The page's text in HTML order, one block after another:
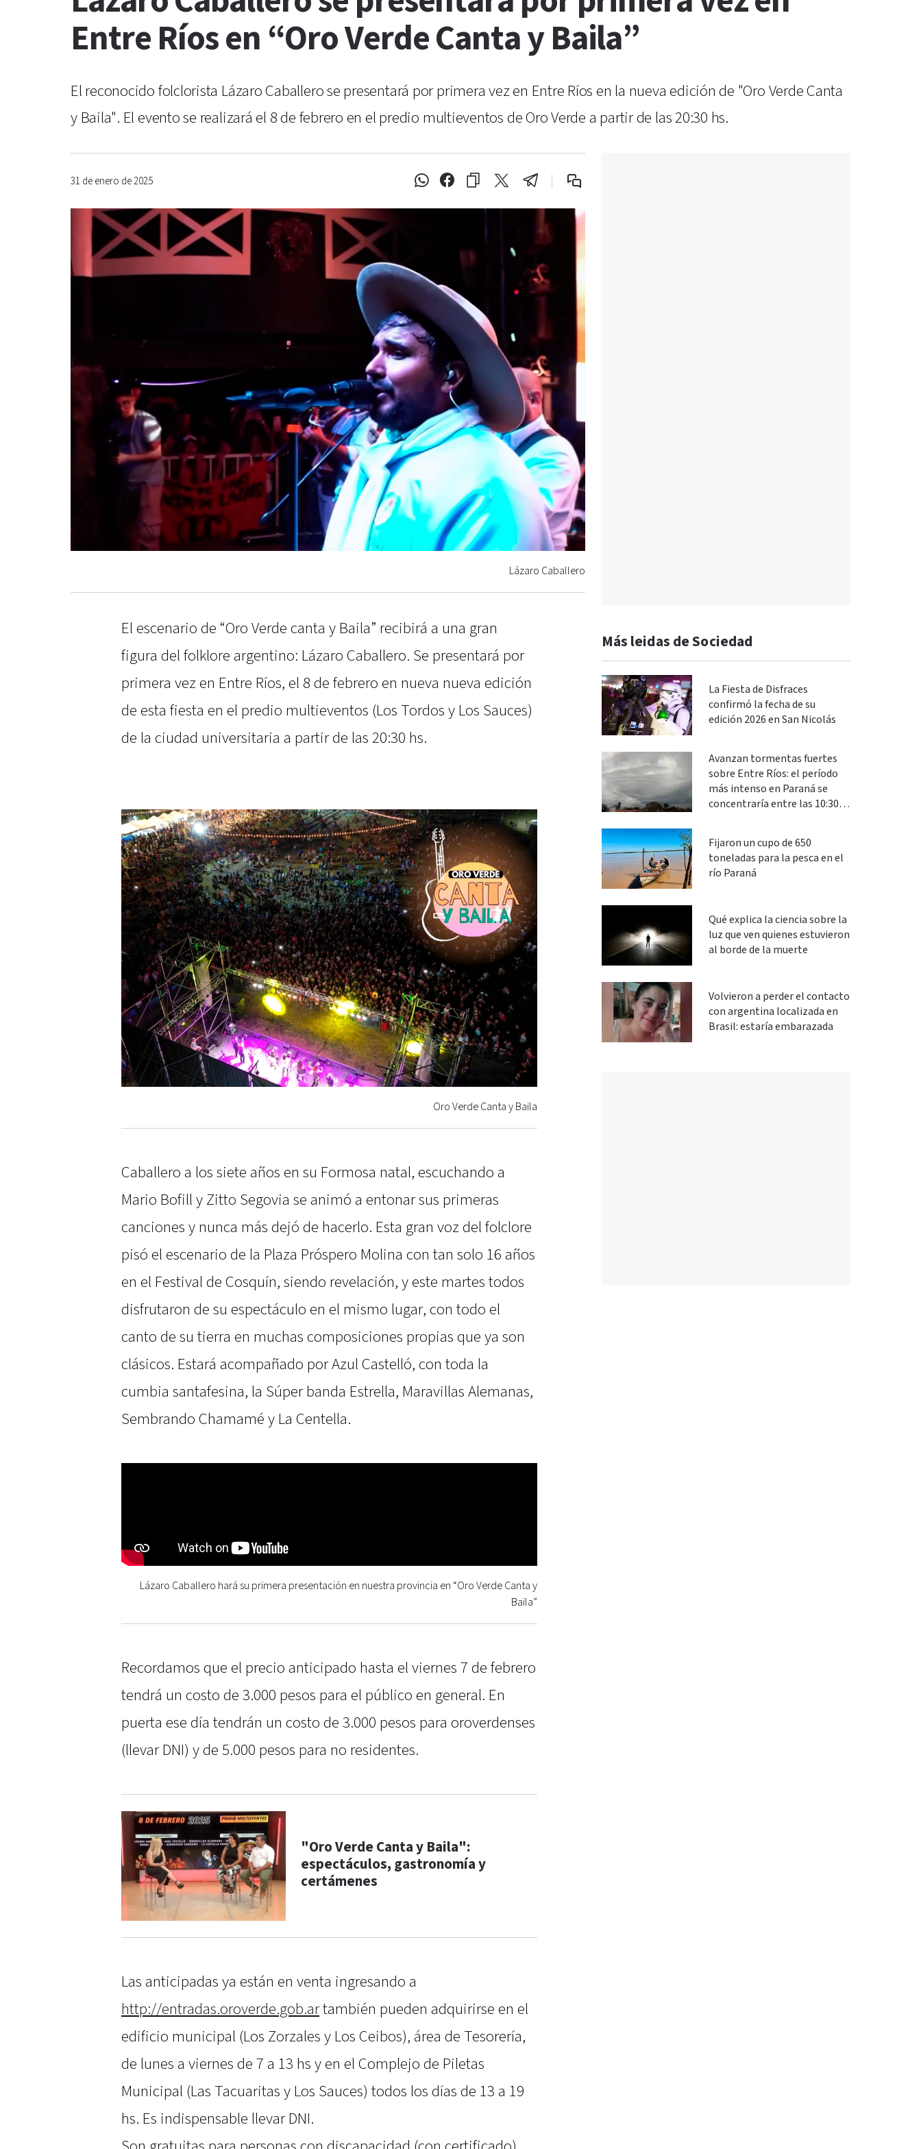
Entre Ríos en “Oro Verde Canta y Baila”
El reconocido folclorista Lázaro Caballero se presentará por primera vez en Entre Ríos en la nueva edición de "Oro Verde Canta
y Baila". El evento se realizará el 8 de febrero en el predio multieventos de Oro Verde a partir de las 20:30 hs.
31 de enero de 2025
Lázaro Caballero
El escenario de “Oro Verde canta y Baila” recibirá a una gran
figura del folklore argentino: Lázaro Caballero. Se presentará por
primera vez en Entre Ríos, el 8 de febrero en nueva nueva edición
de esta fiesta en el predio multieventos (Los Tordos y Los Sauces)
de la ciudad universitaria a partir de las 20:30 hs.
Oro Verde Canta y Baila
Caballero a los siete años en su Formosa natal, escuchando a
Mario Bofill y Zitto Segovia se animó a entonar sus primeras
canciones y nunca más dejó de hacerlo. Esta gran voz del folclore
pisó el escenario de la Plaza Próspero Molina con tan solo 16 años
en el Festival de Cosquín, siendo revelación, y este martes todos
disfrutaron de su espectáculo en el mismo lugar, con todo el
canto de su tierra en muchas composiciones propias que ya son
clásicos. Estará acompañado por Azul Castelló, con toda la
cumbia santafesina, la Súper banda Estrella, Maravillas Alemanas,
Sembrando Chamamé y La Centella.
Lázaro Caballero hará su primera presentación en nuestra provincia en “Oro Verde Canta y
Baila”
Recordamos que el precio anticipado hasta el viernes 7 de febrero
tendrá un costo de 3.000 pesos para el público en general. En
puerta ese día tendrán un costo de 3.000 pesos para oroverdenses
(llevar DNI) y de 5.000 pesos para no residentes.
"Oro Verde Canta y Baila":
espectáculos, gastronomía y
certámenes
Las anticipadas ya están en venta ingresando a
http://entradas.oroverde.gob.artambién pueden adquirirse en el
edificio municipal (Los Zorzales y Los Ceibos), área de Tesorería,
de lunes a viernes de 7 a 13 hs y en el Complejo de Piletas
Municipal (Las Tacuaritas y Los Sauces) todos los días de 13 a 19
hs. Es indispensable llevar DNI.
Más leidas de Sociedad
La Fiesta de Disfraces
confirmó la fecha de su
edición 2026 en San Nicolás
Avanzan tormentas fuertes
sobre Entre Ríos: el período
más intenso en Paraná se
concentraría entre las 10:30 y
Fijaron un cupo de 650
toneladas para la pesca en el
río Paraná
Qué explica la ciencia sobre la
luz que ven quienes estuvieron
al borde de la muerte
Volvieron a perder el contacto
con argentina localizada en
Brasil: estaría embarazada